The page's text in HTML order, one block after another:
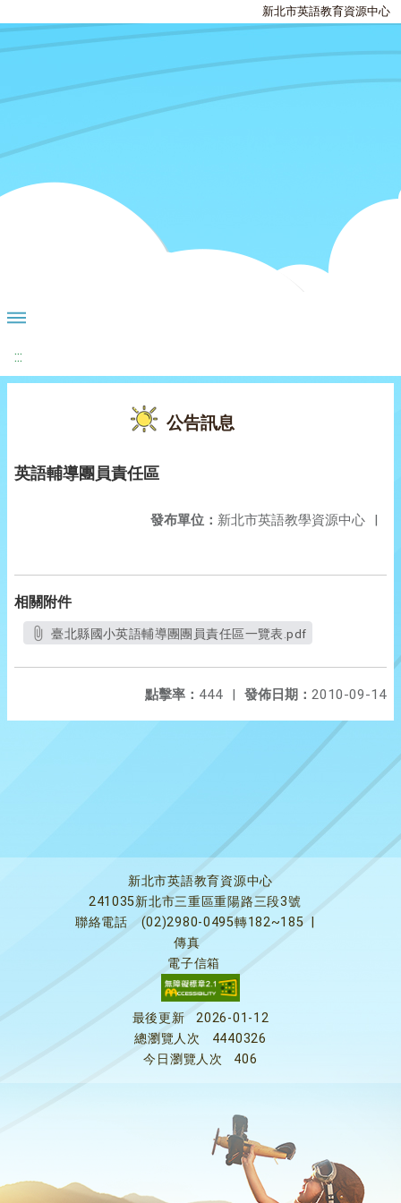
新北市英語教育資源中心
:::
公告訊息
英語輔導團員責任區
發布單位： 新北市英語教學資源中心 |
相關附件
臺北縣國小英語輔導團團員責任區一覽表.pdf
發佈日期： 2010-09-14
點擊率： 444 |
新北市英語教育資源中心
241035新北市三重區重陽路三段3號
聯絡電話
(02)2980-0495轉182~185
傳真
電子信箱
最後更新
2026-01-12
總瀏覽人次
4440326
今日瀏覽人次
406